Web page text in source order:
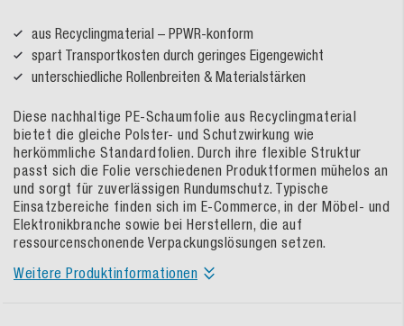
aus Recyclingmaterial – PPWR-konform
spart Transportkosten durch geringes Eigengewicht
unterschiedliche Rollenbreiten & Materialstärken
Diese nachhaltige PE-Schaumfolie aus Recyclingmaterial
bietet die gleiche Polster- und Schutzwirkung wie
herkömmliche Standardfolien. Durch ihre flexible Struktur
passt sich die Folie verschiedenen Produktformen mühelos an
und sorgt für zuverlässigen Rundumschutz. Typische
Einsatzbereiche finden sich im E-Commerce, in der Möbel- und
Elektronikbranche sowie bei Herstellern, die auf
ressourcenschonende Verpackungslösungen setzen.
Weitere Produktinformationen